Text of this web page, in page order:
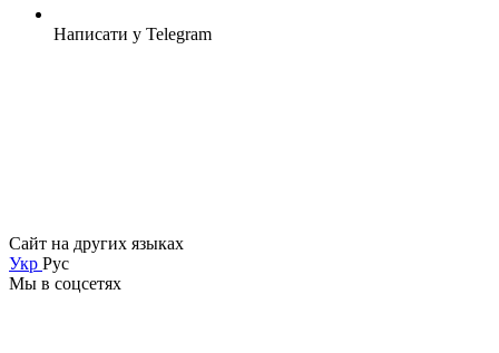
Написати у Telegram
Сайт на других языках
Укр Рус
Мы в соцсетях